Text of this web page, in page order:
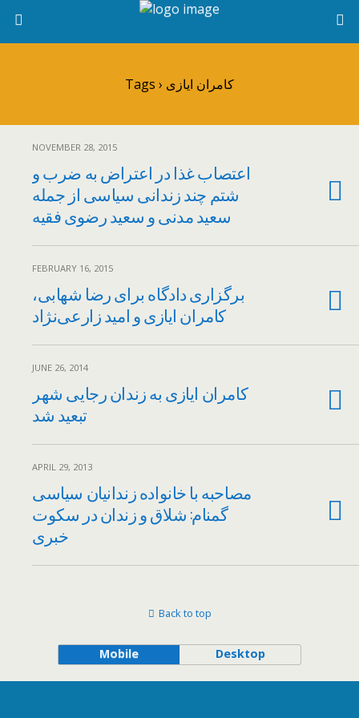
Tags › کامران ایازی
NOVEMBER 28, 2015
اعتصاب غذا در اعتراض به ضرب و
شتم چند زندانی سیاسی از جمله
سعید مدنی و سعید رضوی فقیه
FEBRUARY 16, 2015
برگزاری دادگاه برای رضا شهابی،
کامران ایازی و امید زارعی‌نژاد
JUNE 26, 2014
کامران ایازی به زندان رجایی شهر
تبعید شد
APRIL 29, 2013
مصاحبه با خانواده زندانیان سیاسی
گمنام: شلاق و زندان در سکوت
خبری
Back to top
Mobile Desktop